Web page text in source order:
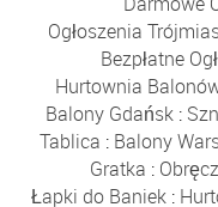
Ogłoszenia
Bezpłatne
Hurtownia
Balony Gdańsk :
Tablica : Balony
Gratka :
Łapki do Baniek: